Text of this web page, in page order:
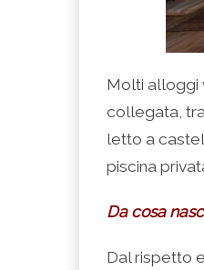
Molti alloggi
collegata,
letto a
piscina
Da cosa
Dal rispetto